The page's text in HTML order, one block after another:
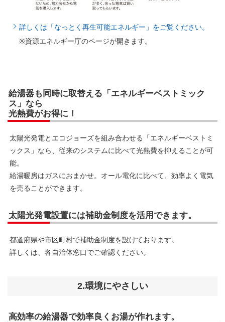
詳しくは「なっとく再生可能エネルギー」をご覧ください。
※資源エネルギー庁のページが開きます。
給湯器も同時に取替える「エネルギーベストミック
ス」なら
光熱費がお得に！
太陽光発電とエコジョーズを組み合わせる「エネルギーベストミ
ックス」なら、従来のシステムに比べて光熱費を抑えることが可
能。
給湯暖房はガスにおまかせ。オール電化に比べて、効率よく電気
を売ることができます。
太陽光発電設置には補助金制度を活用できます。
都道府県や市区町村で補助金制度を設けております。
詳しくは、各自治体窓口でご確認ください。
2.環境にやさしい
高効率の給湯器で効率良くお湯が作れます。